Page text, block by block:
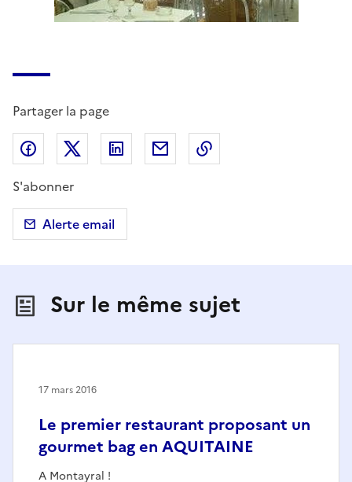
Partager la page
Partager sur Facebook
Partager sur X (anciennement Twitter)
Partager sur LinkedIn
Partager par email
S'abonner
Alerte email
Sur le même sujet
Le premier restaurant proposant un
gourmet bag en AQUITAINE
A Montayral !
17 mars 2016